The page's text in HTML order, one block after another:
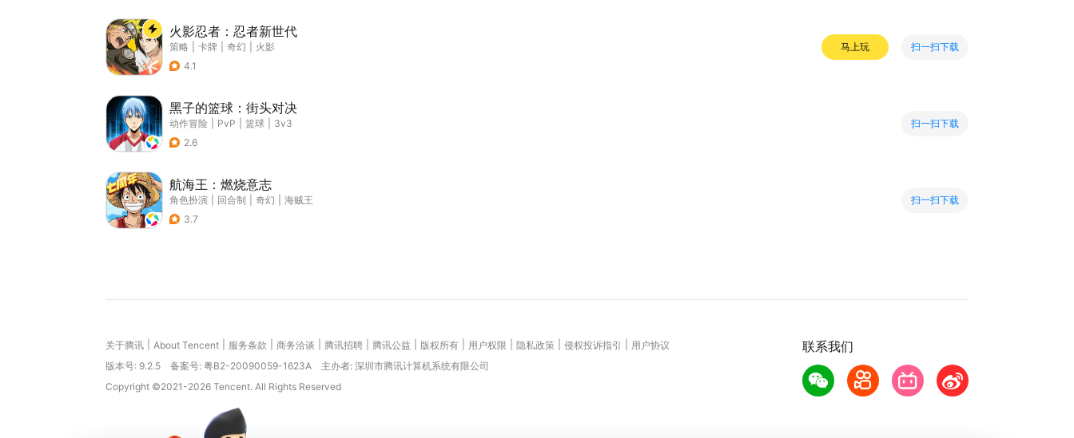
火影忍者：忍者新世代
策略 卡牌 奇幻
火影
4.1
马上玩 扫一扫下载
黑子的篮球：街头对决
动作冒险 PvP 篮球
3v3
2.6
扫一扫下载
航海王：燃烧意志
角色扮演 回合制 奇幻
海贼王
3.7
扫一扫下载
联系我们
关于腾讯 About Tencent 服务条款 商务洽谈 腾讯招聘 腾讯公益 版权所有 用户权限 隐私政策 侵权投诉指引
用户协议
版本号: 9.2.5 备案号: 粤B2-20090059-1623A
主办者: 深圳市腾讯计算机系统有限公司
Copyright ©2021-2026 Tencent. All Rights Reserved